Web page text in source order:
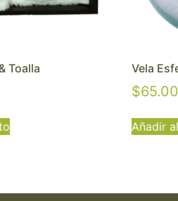
Toalla Vela
$65.00
Añadir